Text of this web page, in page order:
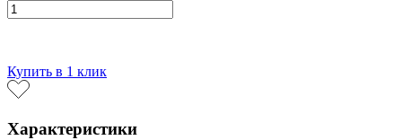
Купить в 1 клик
Характеристики